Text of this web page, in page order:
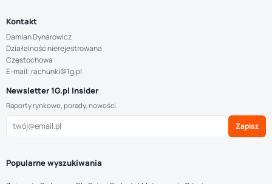
Kontakt
Damian Dynarowicz
Działalność nierejestrowana
Częstochowa
E-mail: rachunki@1g.pl
Newsletter 1G.pl Insider
Raporty rynkowe, porady, nowości.
Zapisz
Popularne wyszukiwania